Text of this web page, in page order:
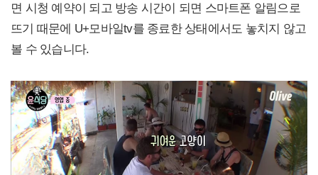
면 시청 예약이 되고 방송 시간이 되면 스마트폰 알림으로
뜨기 때문에 U+모바일tv를 종료한 상태에서도 놓치지 않고
볼 수 있습니다.